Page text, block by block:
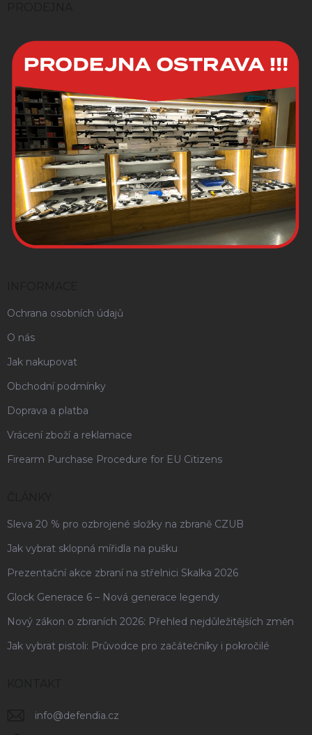
Ochrana osobních údajů
O nás
Jak nakupovat
Obchodní podmínky
Doprava a platba
Vrácení zboží a reklamace
Firearm Purchase Procedure for EU Citizens
Sleva 20 % pro ozbrojené složky na zbraně CZUB
Jak vybrat sklopná mířidla na pušku
Prezentační akce zbraní na střelnici Skalka 2026
Glock Generace 6 – Nová generace legendy
Nový zákon o zbraních 2026: Přehled nejdůležitějších změn
Jak vybrat pistoli: Průvodce pro začátečníky i pokročilé
info@defendia.cz